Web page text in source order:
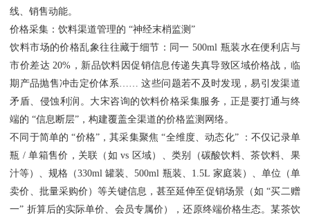
线、销售动能。
价格采集：饮料渠道管理的 “神经末梢监测”
饮料市场的价格乱象往往藏于细节：同一 500ml 瓶装水在便利店与
市价差达 20%，新品饮料因促销信息传递失真导致区域价格战，临
期产品抛售冲击定价体系…… 这些问题若不及时发现，易引发渠道
矛盾、侵蚀利润。大宋咨询的饮料价格采集服务，正是要打通与终
端的 “信息断层”，构建覆盖全渠道的价格监测网络。
不同于简单的 “价格”，其采集聚焦 “全维度、动态化” ：不仅记录单
瓶 / 单箱售价，关联（如 vs 区域）、类别（碳酸饮料、茶饮料、果
汁等）、规格（330ml 罐装、500ml 瓶装、1.5L 家庭装）、单位（单
卖价、批量采购价）等关键信息，甚至延伸至促销场景（如 “买二赠
一” 折算后的实际单价、会员专属价），还原终端价格生态。某茶饮